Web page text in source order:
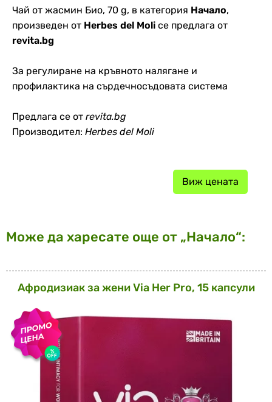
Чай от жасмин Био, 70 g, в категория Начало,
произведен от Herbes del Moli се предлага от
revita.bg
За регулиране на кръвното налягане и
профилактика на сърдечносъдовата система
Предлага се от revita.bg
Производител: Herbes del Moli
Виж цената
Може да харесате още от „Начало“:
Афродизиак за жени Via Her Pro, 15 капсули